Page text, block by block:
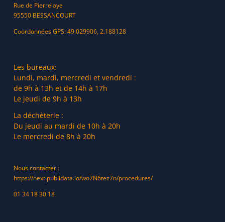
Rue de Pierrelaye
95550 BESSANCOURT
Coordonnées GPS: 49.029906, 2.188128
Les bureaux:
Lundi, mardi, mercredi et vendredi :
de 9h à 13h et de 14h à 17h
Le jeudi de 9h à 13h
La déchèterie :
Du jeudi au mardi de 10h à 20h
Le mercredi de 8h à 20h
Nous contacter :
https://next.publidata.io/wo7N6tez7n/procedures/
01 34 18 30 18